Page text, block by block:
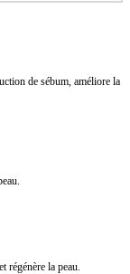
de sébum, améliore la
régénère la peau.